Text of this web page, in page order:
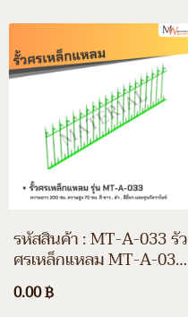
รหัสสินค้า : MT-A-033 รั้ว
ศรเหล็กแหลม MT-A-033
ความยาว 200 ซม. ความสูง
70 ซม. สีขาว สีดำ สีอื่นๆ
0.00 ฿